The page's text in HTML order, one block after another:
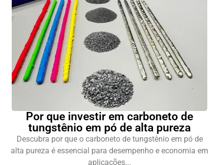
Por que investir em carboneto de
tungstênio em pó de alta pureza
Descubra por que o carboneto de tungstênio em pó de
alta pureza é essencial para desempenho e economia em
aplicações...